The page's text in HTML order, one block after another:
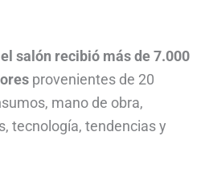
el salón recibió más de 7.000
provenientes de 20
mano de obra,
tecnología, tendencias y